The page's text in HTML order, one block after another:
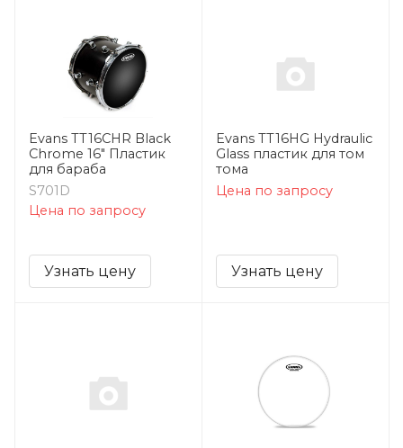
Evans TT16CHR Black
Chrome 16" Пластик
для бараба
S701D
Цена по запросу
Узнать цену
Evans TT16HG Hydraulic
Glass пластик для том
тома
Цена по запросу
Узнать цену